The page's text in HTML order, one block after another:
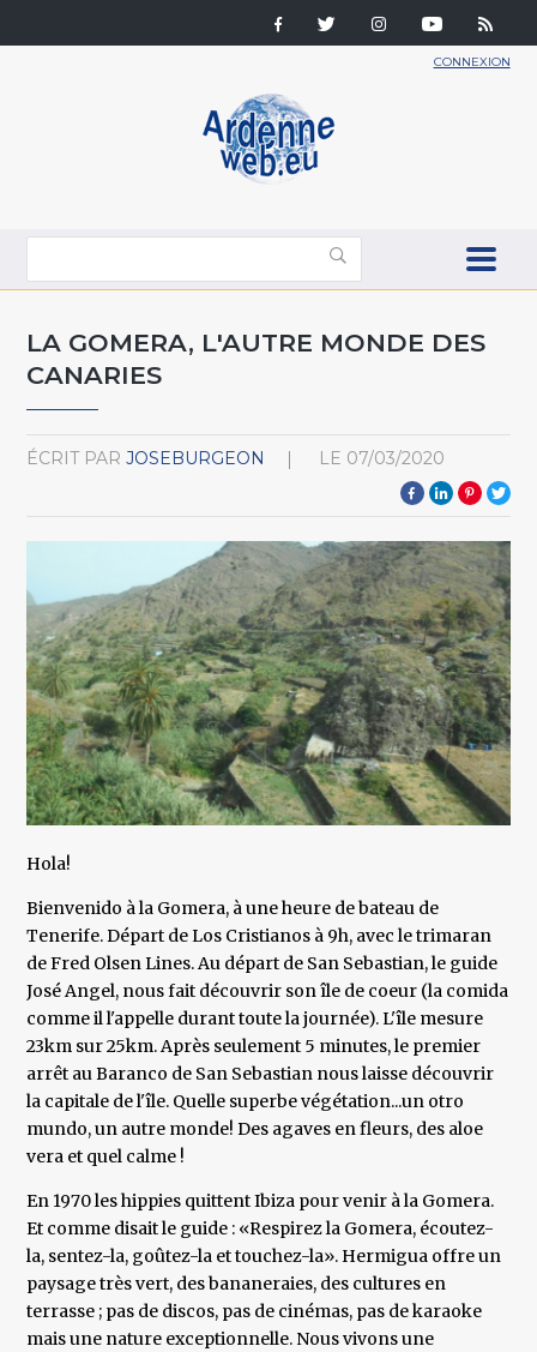
CONNEXION
LA GOMERA, L'AUTRE MONDE DES
CANARIES
ÉCRIT PAR JOSEBURGEON LE 07/03/2020
Hola!
Bienvenido à la Gomera, à une heure de bateau de
Tenerife. Départ de Los Cristianos à 9h, avec le trimaran
de Fred Olsen Lines. Au départ de San Sebastian, le guide
José Angel, nous fait découvrir son île de coeur (la comida
comme il l'appelle durant toute la journée). L'île mesure
23km sur 25km. Après seulement 5 minutes, le premier
arrêt au Baranco de San Sebastian nous laisse découvrir
la capitale de l'île. Quelle superbe végétation...un otro
mundo, un autre monde! Des agaves en fleurs, des aloe
vera et quel calme !
En 1970 les hippies quittent Ibiza pour venir à la Gomera.
Et comme disait le guide : «Respirez la Gomera, écoutez-
la, sentez-la, goûtez-la et touchez-la». Hermigua offre un
paysage très vert, des bananeraies, des cultures en
terrasse ; pas de discos, pas de cinémas, pas de karaoke
mais une nature exceptionnelle. Nous vivons une